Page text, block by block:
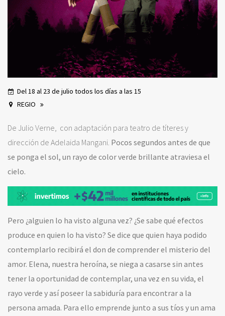
Del 18 al 23 de julio todos los días a las 15
REGIO
De Julio Verne, con adaptación para teatro de títeres y
dirección de Adelaida Mangani. Pocos segundos antes de que
se ponga el sol, un rayo de color verde brillante atraviesa el
cielo.
Pero ¿alguien lo ha visto alguna vez? ¿Se sabe qué efectos
produce en quien lo ha visto? Se dice que quien haya podido
contemplarlo recibirá el don de comprender el misterio del
amor. Elena, nuestra heroína, se niega a casarse sin antes
tener la oportunidad de contemplar, una vez en su vida, el
rayo verde y así poseer la sabiduría para encontrar a la
persona amada. Para ello emprende junto a sus tíos y un ama